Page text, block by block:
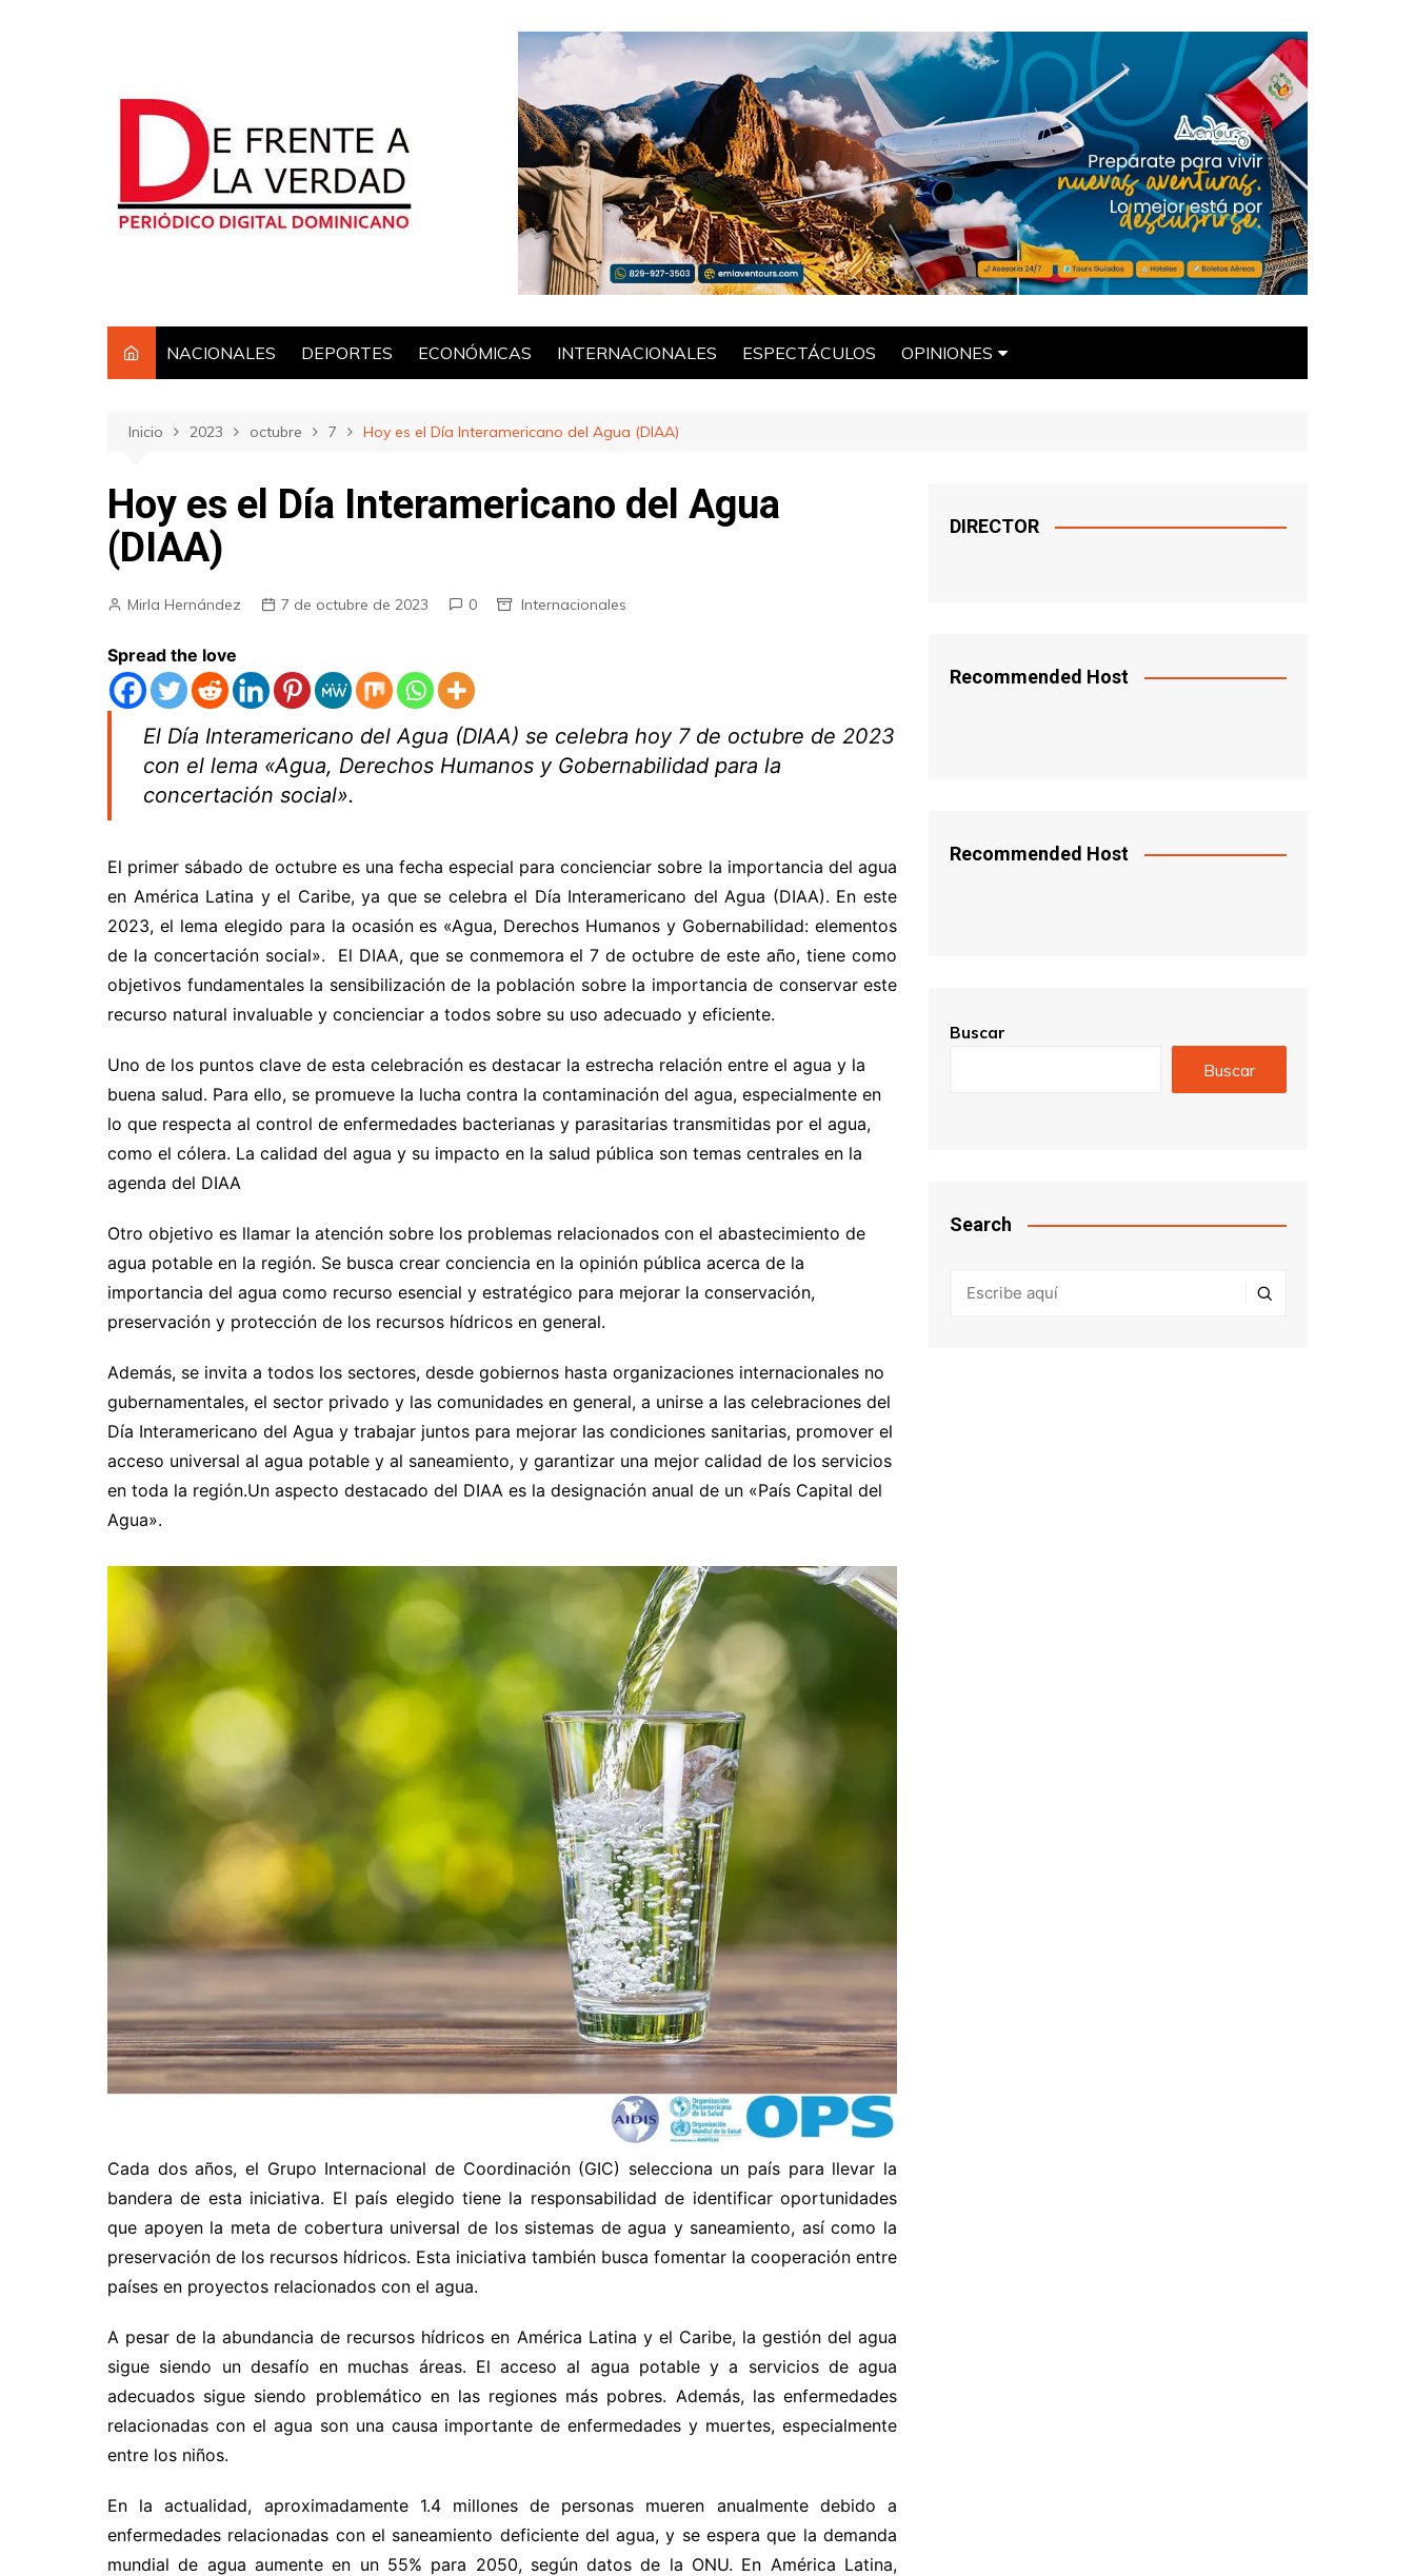
NACIONALES DEPORTES ECONÓMICAS INTERNACIONALES ESPECTÁCULOS OPINIONES
Inicio 2023 octubre 7 Hoy es el Día Interamericano del Agua (DIAA)
Hoy es el Día Interamericano del Agua
(DIAA)
Mirla Hernández 7 de octubre de 2023 0 Internacionales
Spread the love
El Día Interamericano del Agua (DIAA) se celebra hoy 7 de octubre de 2023
con el lema «Agua, Derechos Humanos y Gobernabilidad para la
concertación social».
El primer sábado de octubre es una fecha especial para concienciar sobre la importancia del agua
en América Latina y el Caribe, ya que se celebra el Día Interamericano del Agua (DIAA). En este
2023, el lema elegido para la ocasión es «Agua, Derechos Humanos y Gobernabilidad: elementos
de la concertación social». El DIAA, que se conmemora el 7 de octubre de este año, tiene como
objetivos fundamentales la sensibilización de la población sobre la importancia de conservar este
recurso natural invaluable y concienciar a todos sobre su uso adecuado y eficiente.
Uno de los puntos clave de esta celebración es destacar la estrecha relación entre el agua y la
buena salud. Para ello, se promueve la lucha contra la contaminación del agua, especialmente en
lo que respecta al control de enfermedades bacterianas y parasitarias transmitidas por el agua,
como el cólera. La calidad del agua y su impacto en la salud pública son temas centrales en la
agenda del DIAA
Otro objetivo es llamar la atención sobre los problemas relacionados con el abastecimiento de
agua potable en la región. Se busca crear conciencia en la opinión pública acerca de la
importancia del agua como recurso esencial y estratégico para mejorar la conservación,
preservación y protección de los recursos hídricos en general.
Además, se invita a todos los sectores, desde gobiernos hasta organizaciones internacionales no
gubernamentales, el sector privado y las comunidades en general, a unirse a las celebraciones del
Día Interamericano del Agua y trabajar juntos para mejorar las condiciones sanitarias, promover el
acceso universal al agua potable y al saneamiento, y garantizar una mejor calidad de los servicios
en toda la región.Un aspecto destacado del DIAA es la designación anual de un «País Capital del
Agua».
Cada dos años, el Grupo Internacional de Coordinación (GIC) selecciona un país para llevar la
bandera de esta iniciativa. El país elegido tiene la responsabilidad de identificar oportunidades
que apoyen la meta de cobertura universal de los sistemas de agua y saneamiento, así como la
preservación de los recursos hídricos. Esta iniciativa también busca fomentar la cooperación entre
países en proyectos relacionados con el agua.
A pesar de la abundancia de recursos hídricos en América Latina y el Caribe, la gestión del agua
sigue siendo un desafío en muchas áreas. El acceso al agua potable y a servicios de agua
adecuados sigue siendo problemático en las regiones más pobres. Además, las enfermedades
relacionadas con el agua son una causa importante de enfermedades y muertes, especialmente
entre los niños.
En la actualidad, aproximadamente 1.4 millones de personas mueren anualmente debido a
enfermedades relacionadas con el saneamiento deficiente del agua, y se espera que la demanda
mundial de agua aumente en un 55% para 2050, según datos de la ONU. En América Latina,
DIRECTOR
Recommended Host
Recommended Host
Buscar
Buscar
Search